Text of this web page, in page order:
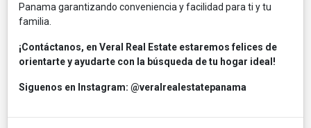
Panama garantizando conveniencia y facilidad para ti y tu
familia.
¡Contáctanos, en Veral Real Estate estaremos felices de
orientarte y ayudarte con la búsqueda de tu hogar ideal!
Siguenos en Instagram: @veralrealestatepanama